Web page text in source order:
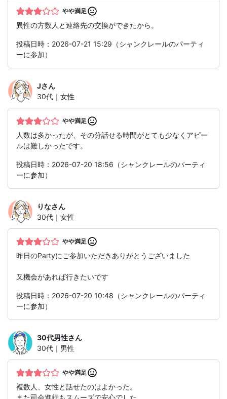
やや満足
異性の方数人と連絡先の交換ができたから。
投稿日時：2026-07-21 15:29（シャンクレールのパーティ
ーに参加）
Jさん
30代｜女性
やや満足
人数は多かったが、その分話せる時間がとても少なくアピー
ルは難しかったです。
投稿日時：2026-07-20 18:56（シャンクレールのパーティ
ーに参加）
りなさん
30代｜女性
やや満足
昨日のPartyにご参加いただきありがとうございました
又機会があれば行きたいです
投稿日時：2026-07-20 10:48（シャンクレールのパーティ
ーに参加）
30代男性さん
30代｜男性
やや満足
複数人、女性と話せたのはよかった。